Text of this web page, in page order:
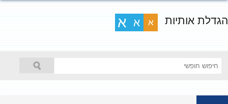
אותיות א א א